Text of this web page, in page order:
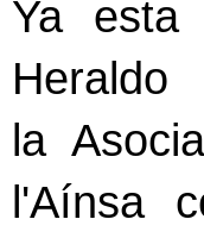
Ya
la
l'Aínsa